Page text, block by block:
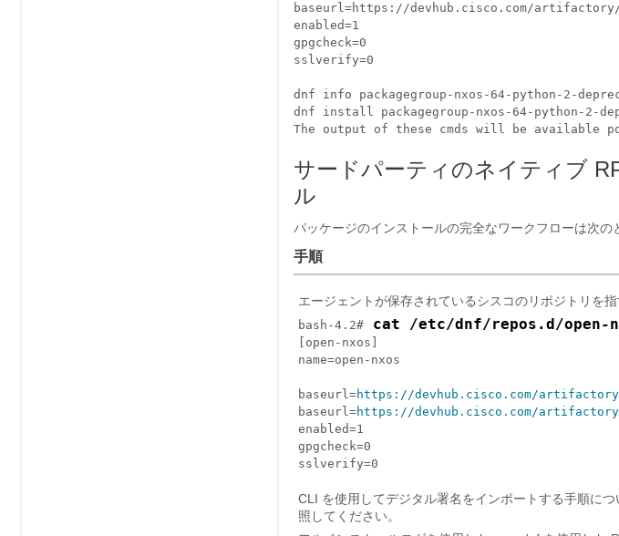
baseurl=https://devhub.cisco.com/
enabled=1
gpgcheck=0
sslverify=0
dnf info packagegroup-nxos-64-python-2-
dnf install packagegroup-nxos-64-python-2-
The output of these cmds will be available
サードパーティのネイティブ
ル
パッケージのインストールの完全なワークフローは次の
手順
エージェントが保存されているシスコのリポジトリを
bash-4.2# cat /etc/dnf/repos.d/open-
[open-nxos]
name=open-nxos
baseurl=https://devhub.cisco.com/
baseurl=https://devhub.cisco.com/
enabled=1
gpgcheck=0
CLI を使用してデジタル署名をインポートする手順に
照してください。